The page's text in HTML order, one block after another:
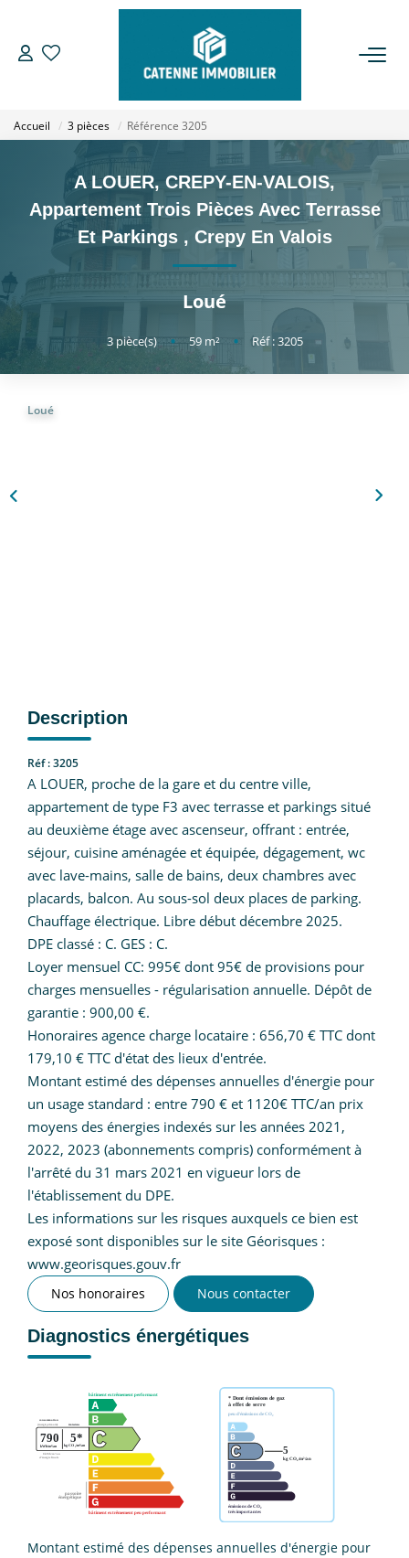
LOUER
ESTIMER
NOTRE AGENCE
Qui Sommes Nous
Accueil 3 pièces Référence 3205
A LOUER, CREPY-EN-VALOIS,
Appartement Trois Pièces Avec Terrasse
Et Parkings , Crepy En Valois
Loué
3pièce(s) • 59m² • Réf : 3205
Loué
Description
Réf : 3205
A LOUER, proche de la gare et du centre ville,
appartement de type F3 avec terrasse et parkings situé
au deuxième étage avec ascenseur, offrant : entrée,
séjour, cuisine aménagée et équipée, dégagement, wc
avec lave-mains, salle de bains, deux chambres avec
placards, balcon. Au sous-sol deux places de parking.
Chauffage électrique. Libre début décembre 2025.
DPE classé : C. GES : C.
Loyer mensuel CC: 995€ dont 95€ de provisions pour
charges mensuelles - régularisation annuelle. Dépôt de
garantie : 900,00 €.
Honoraires agence charge locataire : 656,70 € TTC dont
179,10 € TTC d'état des lieux d'entrée.
Montant estimé des dépenses annuelles d'énergie pour
un usage standard : entre 790 € et 1120€ TTC/an prix
moyens des énergies indexés sur les années 2021,
2022, 2023 (abonnements compris) conformément à
l'arrêté du 31 mars 2021 en vigueur lors de
l'établissement du DPE.
Les informations sur les risques auxquels ce bien est
exposé sont disponibles sur le site Géorisques :
www.georisques.gouv.fr
Nos honoraires Nous contacter
Diagnostics énergétiques
Montant estimé des dépenses annuelles d'énergie pour